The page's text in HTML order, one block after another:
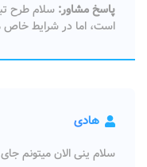
پاسخ مشاور: سلام طرح
است، اما در شرایط خاص
هادی
سلام ینی الان میتونم جای پژو